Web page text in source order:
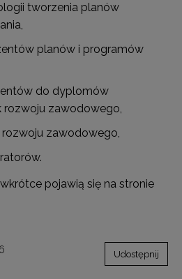
tworzenia planów
planów i programów
do dyplomów
rozwoju zawodowego,
zawodowego,
pojawią się na stronie
Udostępnij